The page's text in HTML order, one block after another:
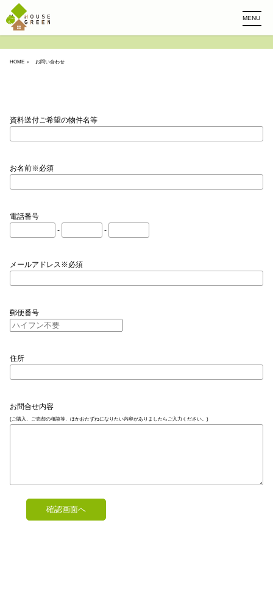
MENU
HOME ＞ お問い合わせ
資料送付ご希望の物件名等
お名前※必須
電話番号
-
-
メールアドレス※必須
郵便番号
住所
お問合せ内容
(ご購入、ご売却の相談等、ほかおたずねになりたい内容がありましたらご入力ください。)